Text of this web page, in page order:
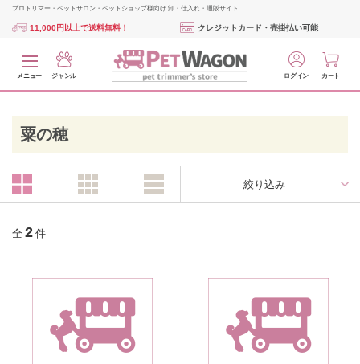
プロトリマー・ペットサロン・ペットショップ様向け 卸・仕入れ・通販サイト
11,000円以上で送料無料！ クレジットカード・売掛払い可能
メニュー ジャンル ログイン カート
粟の穂
絞り込み
全 2 件